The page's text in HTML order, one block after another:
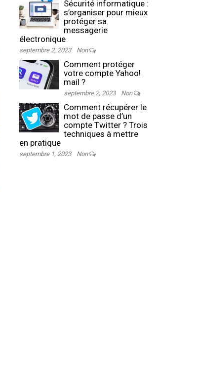
Sécurité informatique :
s’organiser pour mieux
protéger sa
messagerie
électronique
septembre 2, 2023 Non
Comment protéger
votre compte Yahoo!
mail ?
septembre 2, 2023 Non
Comment récupérer le
mot de passe d’un
compte Twitter ? Trois
techniques à mettre
en pratique
septembre 1, 2023 Non